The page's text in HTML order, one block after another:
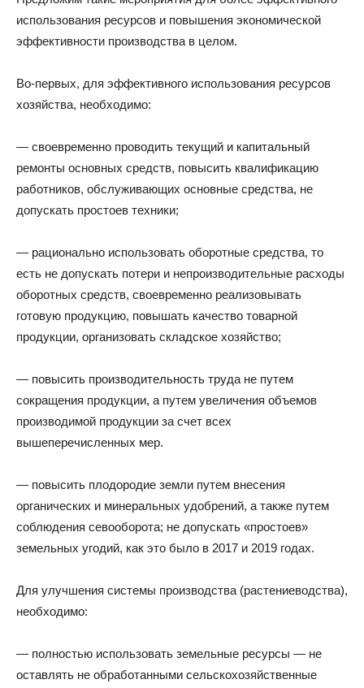
использования ресурсов и повышения экономической
эффективности производства в целом.
Во-первых, для эффективного использования ресурсов
хозяйства, необходимо:
— своевременно проводить текущий и капитальный
ремонты основных средств, повысить квалификацию
работников, обслуживающих основные средства, не
допускать простоев техники;
— рационально использовать оборотные средства, то
есть не допускать потери и непроизводительные расходы
оборотных средств, своевременно реализовывать
готовую продукцию, повышать качество товарной
продукции, организовать складское хозяйство;
— повысить производительность труда не путем
сокращения продукции, а путем увеличения объемов
производимой продукции за счет всех
вышеперечисленных мер.
— повысить плодородие земли путем внесения
органических и минеральных удобрений, а также путем
соблюдения севооборота; не допускать «простоев»
земельных угодий, как это было в 2017 и 2019 годах.
Для улучшения системы производства (растениеводства),
необходимо:
— полностью использовать земельные ресурсы — не
оставлять не обработанными сельскохозяйственные